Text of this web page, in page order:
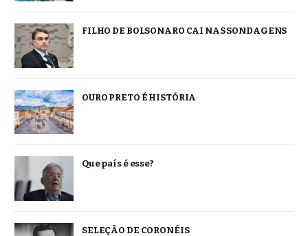
FILHO DE BOLSONARO CAI NAS SONDAGENS
OURO PRETO É HISTÓRIA
Que país é esse?
SELEÇÃO DE CORONÉIS